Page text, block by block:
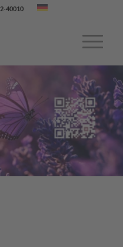
40010